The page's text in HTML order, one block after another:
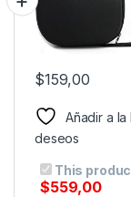
$159,00
Añadir a la
deseos
This
$559,00